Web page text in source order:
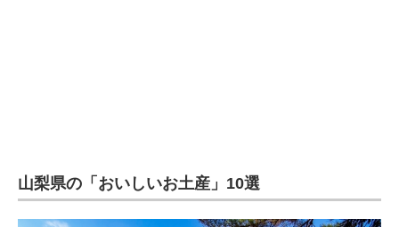
山梨県の「おいしいお土産」10選